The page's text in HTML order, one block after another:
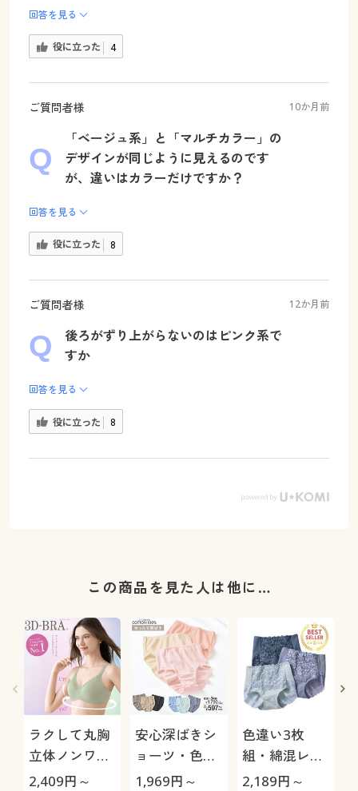
回答を見る
役に立った 4
ご質問者様 10か月前
「ベージュ系」と「マルチカラー」の
デザインが同じように見えるのです
が、違いはカラーだけですか？
回答を見る
役に立った 8
ご質問者様 12か月前
後ろがずり上がらないのはピンク系で
すか
回答を見る
役に立った 8
この商品を見た人は他に…
ラクして丸胸
立体ノンワイ
ヤー3Dブラ
2,409円～
安心深ばきシ
ョーツ・色違
い3枚組(綿
1,969円～
色違い3枚
組・綿混レー
シィショーツ
2,189円～